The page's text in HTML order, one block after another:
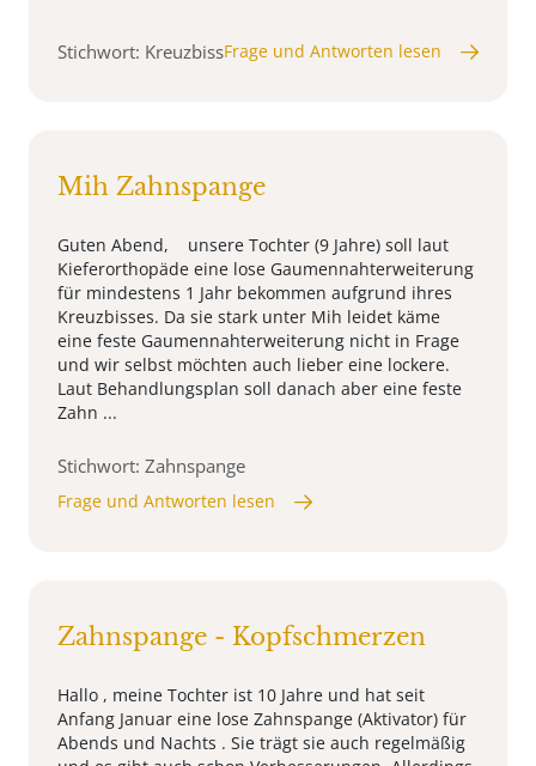
Stichwort: KreuzbissFrage und Antworten lesen
Mih Zahnspange
Guten Abend, unsere Tochter (9 Jahre) soll laut
Kieferorthopäde eine lose Gaumennahterweiterung
für mindestens 1 Jahr bekommen aufgrund ihres
Kreuzbisses. Da sie stark unter Mih leidet käme
eine feste Gaumennahterweiterung nicht in Frage
und wir selbst möchten auch lieber eine lockere.
Laut Behandlungsplan soll danach aber eine feste
Zahn ...
Stichwort: Zahnspange
Frage und Antworten lesen
Zahnspange - Kopfschmerzen
Hallo , meine Tochter ist 10 Jahre und hat seit
Anfang Januar eine lose Zahnspange (Aktivator) für
Abends und Nachts . Sie trägt sie auch regelmäßig